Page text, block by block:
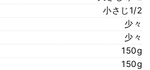
小さじ1/2
少々
少々
150g
150g